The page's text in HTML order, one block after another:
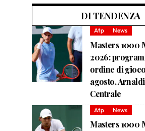
DI TENDENZA
Atp News
Masters 1000
2026:
ordine di
agosto.
Centrale
Atp News
Masters 1000